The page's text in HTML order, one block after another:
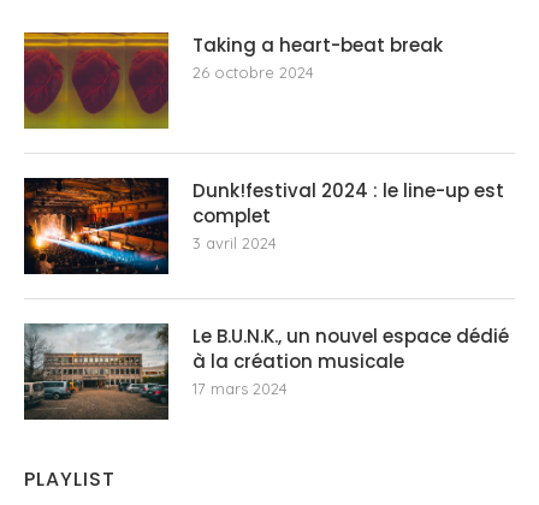
Taking a heart-beat break
26 octobre 2024
Dunk!festival 2024 : le line-up est
complet
3 avril 2024
Le B.U.N.K., un nouvel espace dédié
à la création musicale
17 mars 2024
PLAYLIST